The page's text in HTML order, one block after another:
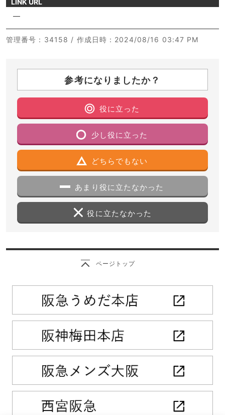
LINK URL
―
管理番号 ：34158 / 作成日時 ：2024/08/16 03:47 PM
参考になりましたか？
役に立った
少し役に立った
どちらでもない
あまり役に立たなかった
役に立たなかった
ページトップ